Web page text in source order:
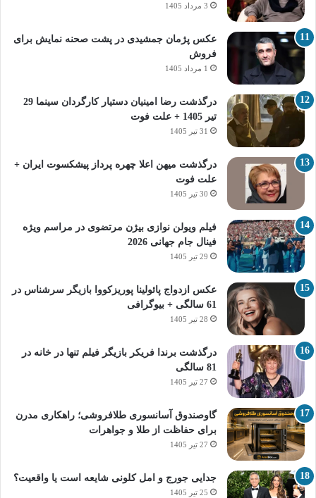
3 مرداد 1405
عکس پژمان جمشیدی در پشت صحنه نمایش برای
فروش
1 مرداد 1405
درگذشت رضا امینیان دستیار کارگردان سینما 29
تیر 1405 + علت فوت
31 تیر 1405
درگذشت میهن اعلا چهره پرداز پیشکسوت ایران +
علت فوت
30 تیر 1405
فیلم ویولن نوازی بیژن مرتضوی در مراسم ویژه
فینال جام جهانی 2026
29 تیر 1405
عکس ازدواج پائولینا پوریزکووا بازیگر سرشناس در
61 سالگی + بیوگرافی
28 تیر 1405
درگذشت برندا فریکر بازیگر فیلم تنها در خانه در
81 سالگی
27 تیر 1405
گاوصندوق آسانسوری طلافروشی؛ راهکاری مدرن
برای حفاظت از طلا و جواهرات
27 تیر 1405
جدایی جورج و امل کلونی شایعه است یا واقعیت؟
25 تیر 1405